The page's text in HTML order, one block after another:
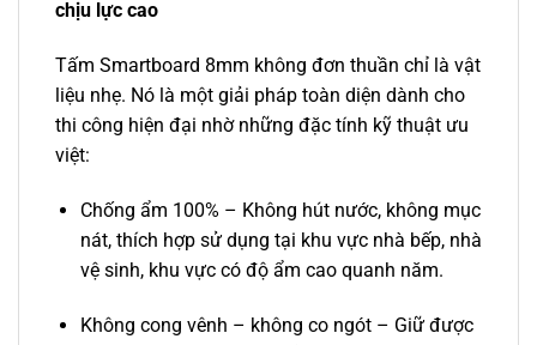
chịu lực cao
Tấm Smartboard 8mm không đơn thuần chỉ là vật
liệu nhẹ. Nó là một giải pháp toàn diện dành cho
thi công hiện đại nhờ những đặc tính kỹ thuật ưu
việt:
Chống ẩm 100% – Không hút nước, không mục
nát, thích hợp sử dụng tại khu vực nhà bếp, nhà
vệ sinh, khu vực có độ ẩm cao quanh năm.
Không cong vênh – không co ngót – Giữ được